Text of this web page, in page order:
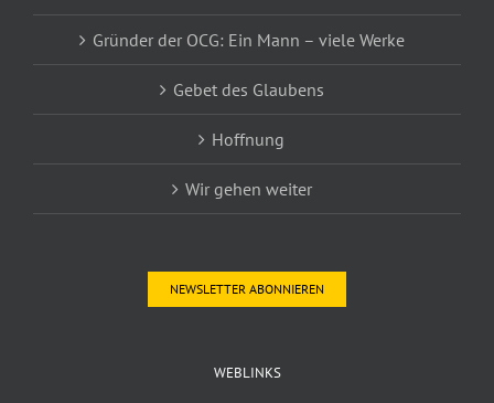
Gründer der OCG: Ein Mann – viele Werke
Gebet des Glaubens
Hoffnung
Wir gehen weiter
NEWSLETTER ABONNIEREN
WEBLINKS